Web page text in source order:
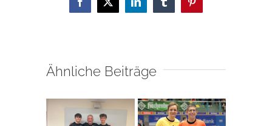
Facebook
X LinkedInTumblrPinterest
Ähnliche Beiträge